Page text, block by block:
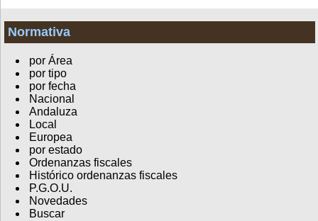
Normativa
por Área
por tipo
por fecha
Nacional
Andaluza
Local
Europea
por estado
Ordenanzas fiscales
Histórico ordenanzas fiscales
P.G.O.U.
Novedades
Buscar